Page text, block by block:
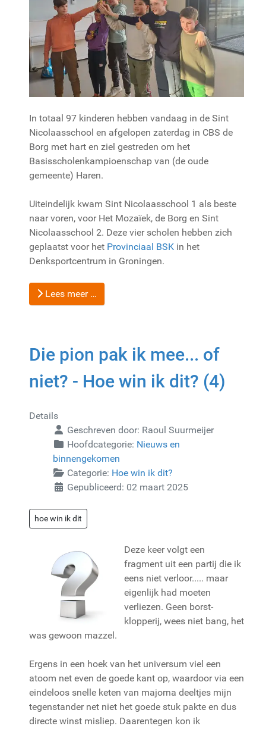
In totaal 97 kinderen hebben vandaag in de Sint
Nicolaasschool en afgelopen zaterdag in CBS de
Borg met hart en ziel gestreden om het
Basisscholenkampioenschap van (de oude
gemeente) Haren.
Uiteindelijk kwam Sint Nicolaasschool 1 als beste
naar voren, voor Het Mozaïek, de Borg en Sint
Nicolaasschool 2. Deze vier scholen hebben zich
geplaatst voor het Provinciaal BSK in het
Denksportcentrum in Groningen.
Lees meer …
Die pion pak ik mee... of
niet? - Hoe win ik dit? (4)
Details
Geschreven door: Raoul Suurmeijer
Hoofdcategorie: Nieuws en
binnengekomen
Categorie: Hoe win ik dit?
Gepubliceerd: 02 maart 2025
hoe win ik dit
Deze keer volgt een
fragment uit een partij die ik
eens niet verloor..... maar
eigenlijk had moeten
verliezen. Geen borst-
klopperij, wees niet bang, het
was gewoon mazzel.
Ergens in een hoek van het universum viel een
atoom net even de goede kant op, waardoor via een
eindeloos snelle keten van majorna deeltjes mijn
tegenstander net niet het goede stuk pakte en dus
directe winst misliep. Daarentegen kon ik